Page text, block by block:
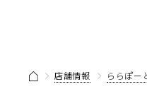
店舗情報 ららぽー